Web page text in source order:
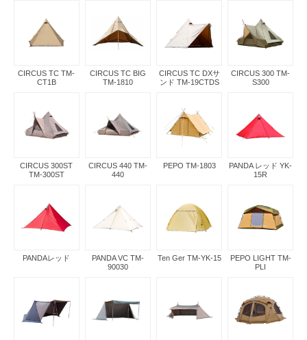
CIRCUS TC TM-
CT1B
CIRCUS TC BIG
TM-1810
CIRCUS TC DXサ
ンド TM-19CTDS
CIRCUS 300 TM-
S300
CIRCUS 300ST
TM-300ST
CIRCUS 440 TM-
440
PEPO TM-1803
PANDA レッド YK-
15R
PANDAレッド
PANDA VC TM-
90030
Ten Ger TM-YK-15
PEPO LIGHT TM-
PLI